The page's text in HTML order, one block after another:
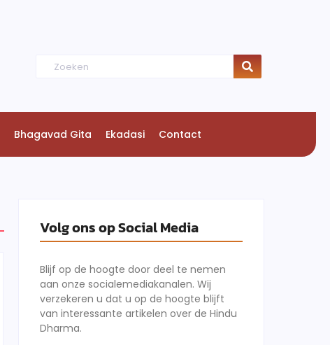
Bhagavad Gita Ekadasi Contact
Volg ons op Social Media
Blijf op de hoogte door deel te nemen
aan onze socialemediakanalen. Wij
verzekeren u dat u op de hoogte blijft
van interessante artikelen over de Hindu
Dharma.